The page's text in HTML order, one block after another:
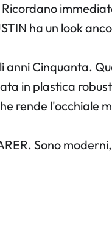
ha un look
Cinquanta.
in plastica
rende l'occhiale
Sono